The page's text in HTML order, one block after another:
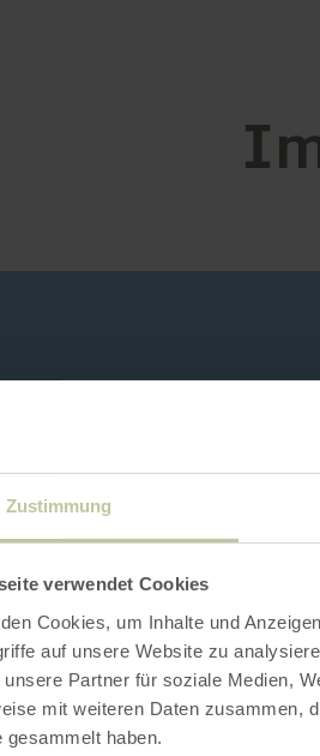
Zustimmung
verwendet Cookies
Cookies, um Inhalte und
auf unsere Website zu
unsere Partner für soziale Medien,
mit weiteren Daten zusammen,
gesammelt haben.